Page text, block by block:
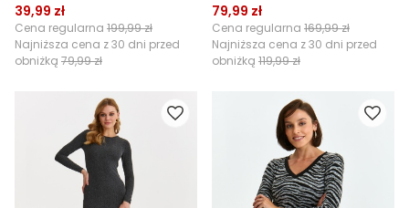
39,99 zł
Cena regularna 199,99 zł
Najniższa cena z 30 dni przed
obniżką 79,99 zł
79,99 zł
Cena regularna 169,99 zł
Najniższa cena z 30 dni przed
obniżką 119,99 zł